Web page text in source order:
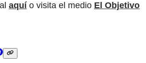
aquí o visita el medio El Objetivo